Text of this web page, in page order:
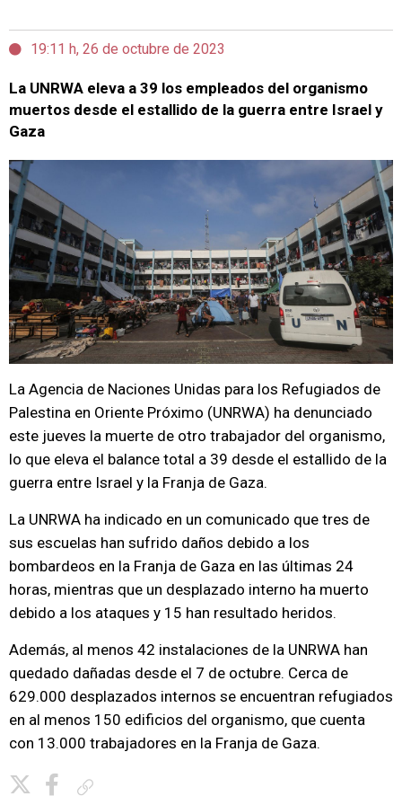
19:11 h, 26 de octubre de 2023
La UNRWA eleva a 39 los empleados del organismo
muertos desde el estallido de la guerra entre Israel y
Gaza
La Agencia de Naciones Unidas para los Refugiados de
Palestina en Oriente Próximo (UNRWA) ha denunciado
este jueves la muerte de otro trabajador del organismo,
lo que eleva el balance total a 39 desde el estallido de la
guerra entre Israel y la Franja de Gaza.
La UNRWA ha indicado en un comunicado que tres de
sus escuelas han sufrido daños debido a los
bombardeos en la Franja de Gaza en las últimas 24
horas, mientras que un desplazado interno ha muerto
debido a los ataques y 15 han resultado heridos.
Además, al menos 42 instalaciones de la UNRWA han
quedado dañadas desde el 7 de octubre. Cerca de
629.000 desplazados internos se encuentran refugiados
en al menos 150 edificios del organismo, que cuenta
con 13.000 trabajadores en la Franja de Gaza.